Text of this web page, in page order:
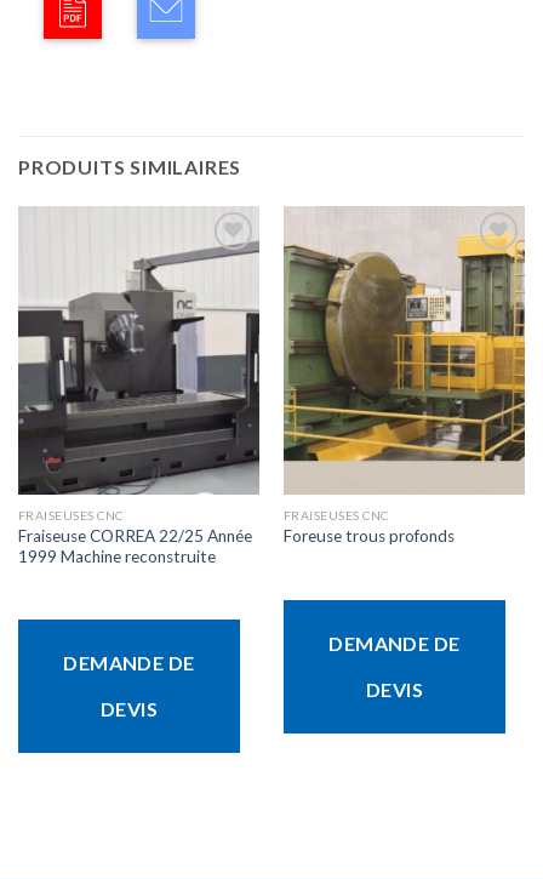
PRODUITS SIMILAIRES
Ajouter
à la liste
FRAISEUSES CNC
Fraiseuse CORREA 22/25 Année
1999 Machine reconstruite
DEMANDE DE
DEVIS
Ajouter
à la liste
d’envies
FRAISEUSES CNC
Foreuse trous profonds
DEMANDE DE
DEVIS